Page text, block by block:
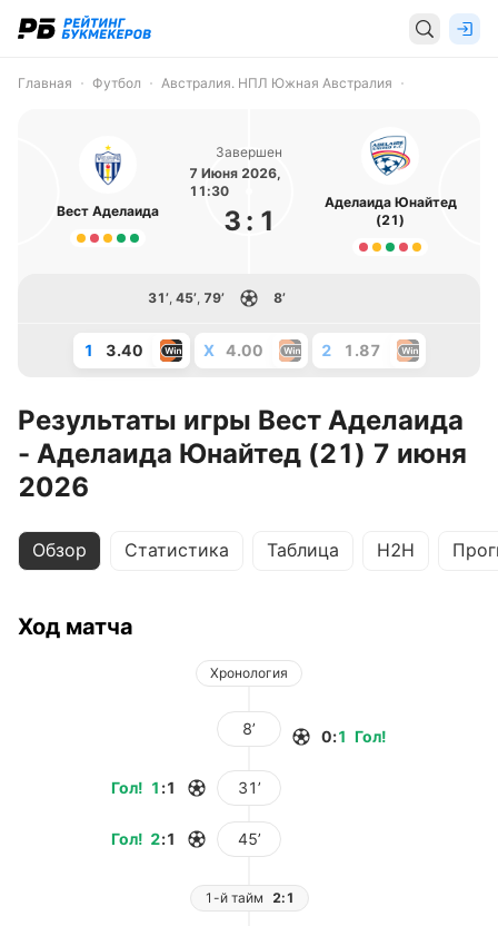
Главная Футбол Австралия. НПЛ Южная Австралия
Вест Аделаида
Завершен
7 Июня 2026,
11:30
3 : 1
Аделаида Юнайтед
(21)
31’, 45’, 79’ 8’
1 3.40 X 4.00 2 1.87
Результаты игры Вест Аделаида
- Аделаида Юнайтед (21) 7 июня
2026
Обзор Статистика Таблица H2H
Ход матча
Хронология
8’ Гол!
0:1
Гол! 1 :1 31’
Гол! 2:1 45’
1-й тайм 2:1